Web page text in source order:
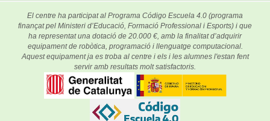
El centre ha participat al Programa Código Escuela 4.0 (programa
finançat pel Ministeri d’Educació, Formació Professional i Esports) i que
ha representat una dotació de 20.000 €, amb la finalitat d’adquirir
equipament de robòtica, programació i llenguatge computacional.
Aquest equipament ja es troba al centre i els i les alumnes l'estan fent
servir amb resultats molt satisfactoris.